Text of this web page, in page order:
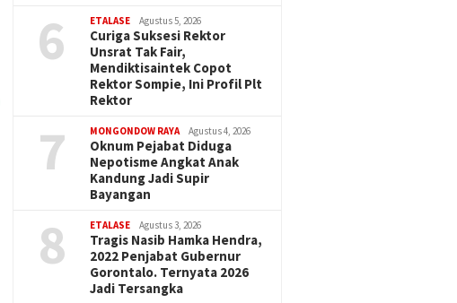
6 ETALASE Agustus 5, 2026
Curiga Suksesi Rektor
Unsrat Tak Fair,
Mendiktisaintek Copot
Rektor Sompie, Ini Profil Plt
Rektor
7 MONGONDOW RAYA Agustus 4, 2026
Oknum Pejabat Diduga
Nepotisme Angkat Anak
Kandung Jadi Supir
Bayangan
8 ETALASE Agustus 3, 2026
Tragis Nasib Hamka Hendra,
2022 Penjabat Gubernur
Gorontalo. Ternyata 2026
Jadi Tersangka